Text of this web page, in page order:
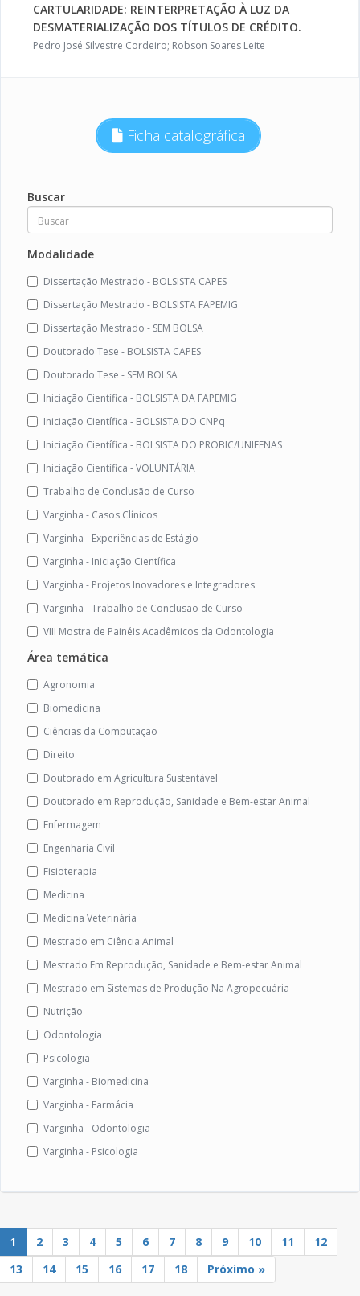
CARTULARIDADE: REINTERPRETAÇÃO À LUZ DA
DESMATERIALIZAÇÃO DOS TÍTULOS DE CRÉDITO.
Pedro José Silvestre Cordeiro; Robson Soares Leite
Ficha catalográfica
Buscar
Modalidade
Dissertação Mestrado - BOLSISTA CAPES
Dissertação Mestrado - BOLSISTA FAPEMIG
Dissertação Mestrado - SEM BOLSA
Doutorado Tese - BOLSISTA CAPES
Doutorado Tese - SEM BOLSA
Iniciação Científica - BOLSISTA DA FAPEMIG
Iniciação Científica - BOLSISTA DO CNPq
Iniciação Científica - BOLSISTA DO PROBIC/UNIFENAS
Iniciação Científica - VOLUNTÁRIA
Trabalho de Conclusão de Curso
Varginha - Casos Clínicos
Varginha - Experiências de Estágio
Varginha - Iniciação Científica
Varginha - Projetos Inovadores e Integradores
Varginha - Trabalho de Conclusão de Curso
VIII Mostra de Painéis Acadêmicos da Odontologia
Área temática
Agronomia
Biomedicina
Ciências da Computação
Direito
Doutorado em Agricultura Sustentável
Doutorado em Reprodução, Sanidade e Bem-estar Animal
Enfermagem
Engenharia Civil
Fisioterapia
Medicina
Medicina Veterinária
Mestrado em Ciência Animal
Mestrado Em Reprodução, Sanidade e Bem-estar Animal
Mestrado em Sistemas de Produção Na Agropecuária
Nutrição
Odontologia
Psicologia
Varginha - Biomedicina
Varginha - Farmácia
Varginha - Odontologia
Varginha - Psicologia
1 2 3 4 5 6 7 8 9 10 11
12
13
14 15 16 17 18 Próximo »